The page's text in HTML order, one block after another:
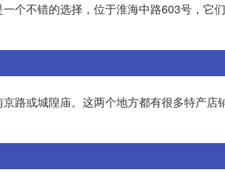
个不错的选择，位于淮海中路603号，它
路或城隍庙。这两个地方都有很多特产店